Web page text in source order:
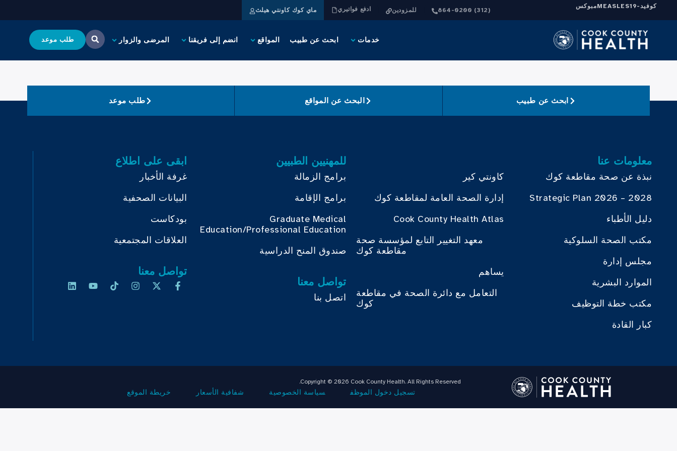
كوفيد-19 MEASLESمبوكس
(312) 864-0200 للمزودين ادفع فواتيري ماي كوك كاونتي هيلث
خدمات ابحث عن طبيب المواقع انضم إلى فريقنا المرضى والزوار طلب موعد
ابحث عن طبيب البحث عن المواقع طلب موعد
معلومات عنا
نبذة عن صحة مقاطعة كوك
Strategic Plan 2026 – 2028
دليل الأطباء
مكتب الصحة السلوكية
مجلس إدارة
الموارد البشرية
مكتب خطة التوظيف
كبار القادة
كاونتي كير
إدارة الصحة العامة لمقاطعة كوك
Cook County Health Atlas
معهد التغيير التابع لمؤسسة صحة
مقاطعة كوك
يساهم
التعامل مع دائرة الصحة في مقاطعة
كوك
للمهنيين الطبيين
برامج الزمالة
برامج الإقامة
Graduate Medical
Education/Professional Education
صندوق المنح الدراسية
تواصل معنا
اتصل بنا
ابقى على اطلاع
غرفة الأخبار
البيانات الصحفية
بودكاست
العلاقات المجتمعية
تواصل معنا
Copyright © 2026 Cook County Health. All Rights Reserved.
تسجيل دخول الموظف سياسة الخصوصية شفافية الأسعار خريطة الموقع